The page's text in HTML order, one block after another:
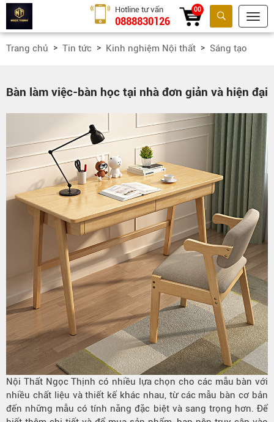
Tìm kiếm
Hotline tư vấn
0888830126
00
Trang chủ Tin tức Kinh nghiệm Nội thất Sáng tạo
Bàn làm việc-bàn học tại nhà đơn giản và hiện đại
Nội Thất Ngọc Thịnh có nhiều lựa chọn cho các mẫu bàn với
nhiều chất liệu và thiết kế khác nhau, từ các mẫu bàn cơ bản
đến những mẫu có tính năng đặc biệt và sang trọng hơn. Để